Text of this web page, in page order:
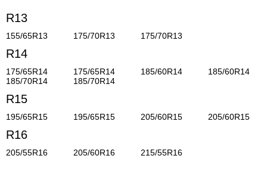
R13
155/65R13 175/70R13 175/70R13
R14
175/65R14 175/65R14 185/60R14
185/60R14
185/70R14
185/70R14
R15
195/65R15 195/65R15 205/60R15 205/60R15
R16
205/55R16 205/60R16 215/55R16